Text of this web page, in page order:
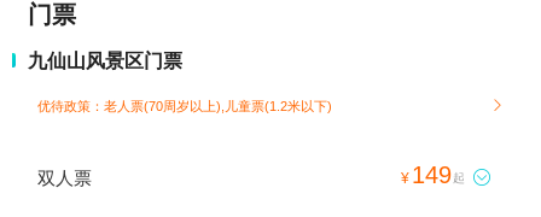
门票
九仙山风景区门票
优待政策：老人票(70周岁以上),儿童票(1.2米以下) 
双人票 ¥ 149起 